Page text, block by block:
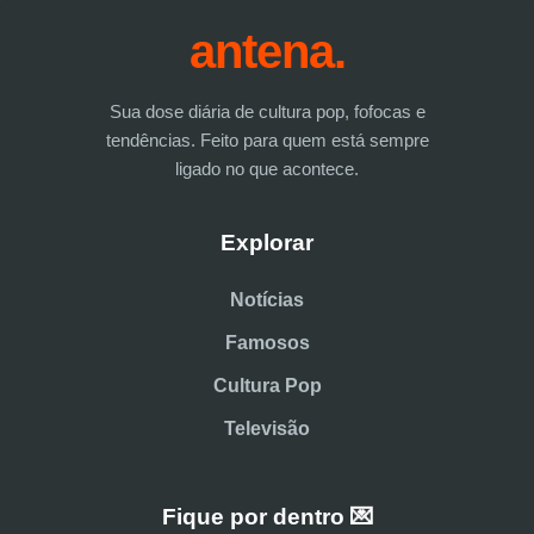
antena.
Sua dose diária de cultura pop, fofocas e
tendências. Feito para quem está sempre
ligado no que acontece.
Explorar
Notícias
Famosos
Cultura Pop
Televisão
Fique por dentro 💌